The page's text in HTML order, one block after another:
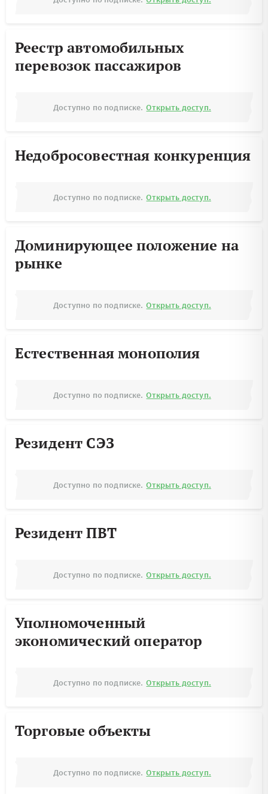
Реестр автомобильных
перевозок пассажиров
Доступно по подписке. Открыть доступ.
Недобросовестная конкуренция
Доступно по подписке. Открыть доступ.
Доминирующее положение на
рынке
Доступно по подписке. Открыть доступ.
Естественная монополия
Доступно по подписке. Открыть доступ.
Резидент СЭЗ
Доступно по подписке. Открыть доступ.
Резидент ПВТ
Доступно по подписке. Открыть доступ.
Уполномоченный
экономический оператор
Доступно по подписке. Открыть доступ.
Торговые объекты
Доступно по подписке. Открыть доступ.